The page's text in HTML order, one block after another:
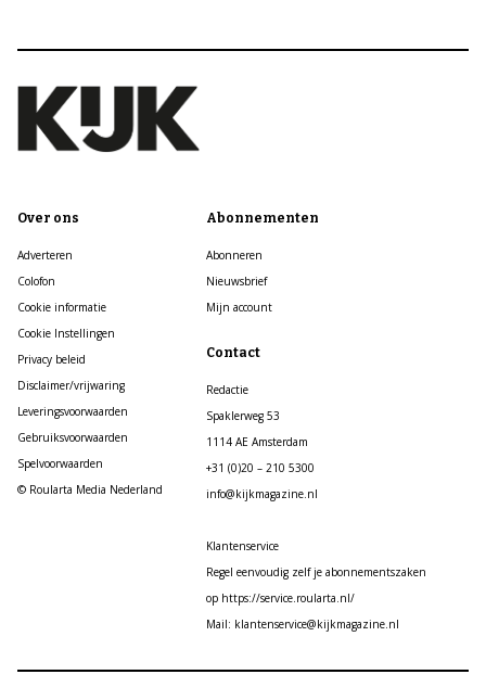
Over ons
Adverteren
Colofon
Cookie informatie
Cookie Instellingen
Privacy beleid
Disclaimer/vrijwaring
Leveringsvoorwaarden
Gebruiksvoorwaarden
Spelvoorwaarden
© Roularta Media Nederland
Abonnementen
Abonneren
Nieuwsbrief
Mijn account
Contact
Redactie
Spaklerweg 53
1114 AE Amsterdam
+31 (0)20 – 210 5300
info@kijkmagazine.nl
Klantenservice
Regel eenvoudig zelf je abonnementszaken
op https://service.roularta.nl/
Mail: klantenservice@kijkmagazine.nl